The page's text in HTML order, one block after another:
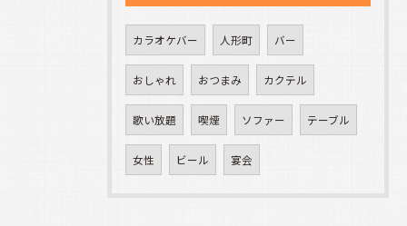
カラオケバー 人形町 バー
おしゃれ おつまみ カクテル
歌い放題 喫煙 ソファー テーブル
女性 ビール 宴会